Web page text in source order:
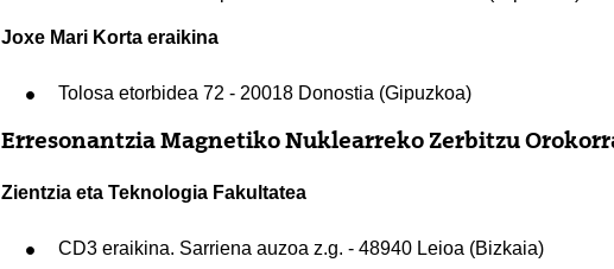
Joxe Mari Korta eraikina
Tolosa etorbidea 72 - 20018 Donostia (Gipuzkoa)
Erresonantzia Magnetiko Nuklearreko Zerbitzu
Zientzia eta Teknologia Fakultatea
CD3 eraikina. Sarriena auzoa z.g. - 48940 Leioa (Bizkaia)